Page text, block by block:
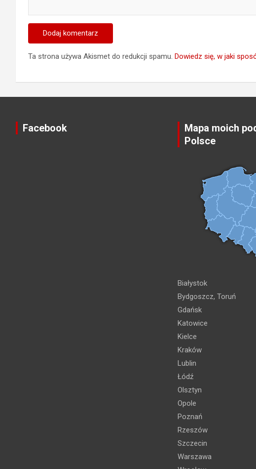
Ta strona używa Akismet do redukcji spamu. Dowiedz się, w jaki
Facebook
Mapa moich
Polsce
Białystok
Bydgoszcz, Toruń
Gdańsk
Katowice
Kielce
Kraków
Lublin
Łódź
Olsztyn
Opole
Poznań
Rzeszów
Szczecin
Warszawa